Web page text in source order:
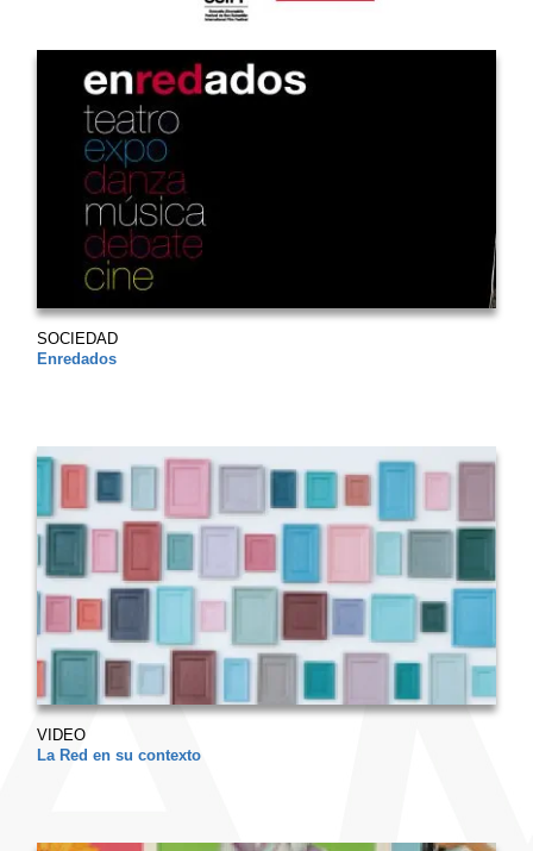
SOCIEDAD
Enredados
VIDEO
La Red en su contexto